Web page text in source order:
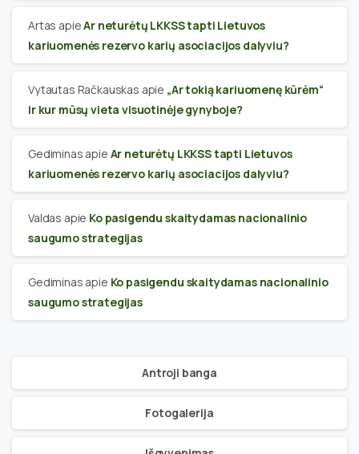
Artas apieAr neturėtų LKKSS tapti Lietuvos
kariuomenės rezervo karių asociacijos dalyviu?
Vytautas Račkauskas apie „Ar tokią kariuomenę kūrėm“
ir kur mūsų vieta visuotinėje gynyboje?
Gediminas apie Ar neturėtų LKKSS tapti Lietuvos
kariuomenės rezervo karių asociacijos dalyviu?
Valdas apie Ko pasigendu skaitydamas nacionalinio
saugumo strategijas
Gediminas apie Ko pasigendu skaitydamas nacionalinio
saugumo strategijas
Antroji banga
Fotogalerija